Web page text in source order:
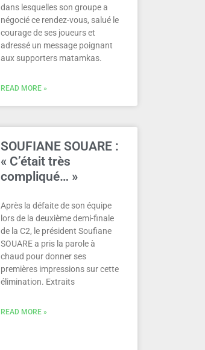
dans lesquelles son groupe a
négocié ce rendez-vous, salué le
courage de ses joueurs et
adressé un message poignant
aux supporters matamkas.
READ MORE »
SOUFIANE SOUARE :
« C’était très
compliqué… »
Après la défaite de son équipe
lors de la deuxième demi-finale
de la C2, le président Soufiane
SOUARE a pris la parole à
chaud pour donner ses
premières impressions sur cette
élimination. Extraits
READ MORE »